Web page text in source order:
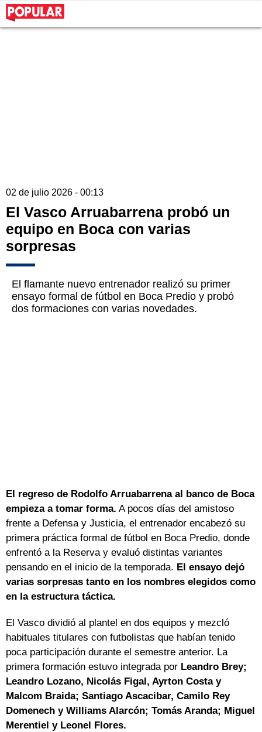
02 de julio 2026 - 00:13
El Vasco Arruabarrena probó un
equipo en Boca con varias
sorpresas
El flamante nuevo entrenador realizó su primer
ensayo formal de fútbol en Boca Predio y probó
dos formaciones con varias novedades.
El regreso de Rodolfo Arruabarrena al banco de Boca
empieza a tomar forma. A pocos días del amistoso
frente a Defensa y Justicia, el entrenador encabezó su
primera práctica formal de fútbol en Boca Predio, donde
enfrentó a la Reserva y evaluó distintas variantes
pensando en el inicio de la temporada. El ensayo dejó
varias sorpresas tanto en los nombres elegidos como
en la estructura táctica.
El Vasco dividió al plantel en dos equipos y mezcló
habituales titulares con futbolistas que habían tenido
poca participación durante el semestre anterior. La
primera formación estuvo integrada por Leandro Brey;
Leandro Lozano, Nicolás Figal, Ayrton Costa y
Malcom Braida; Santiago Ascacibar, Camilo Rey
Domenech y Williams Alarcón; Tomás Aranda; Miguel
Merentiel y Leonel Flores.